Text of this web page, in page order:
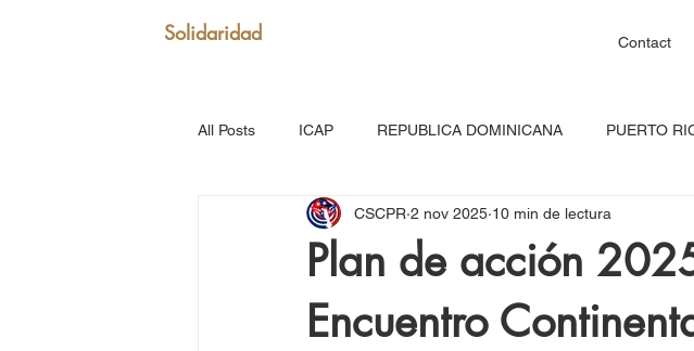
Solidaridad Contact
All Posts ICAP REPUBLICA DOMINICANA PUERTO
SAN VICENTE Y GRANADINAS HAITÍ SANTA LUCÍA
MARTINICA VENEZUELA RED CONTINENTAL
Plan de acción
Encuentro
CSCPR 2 nov 2025 10 min de lectura